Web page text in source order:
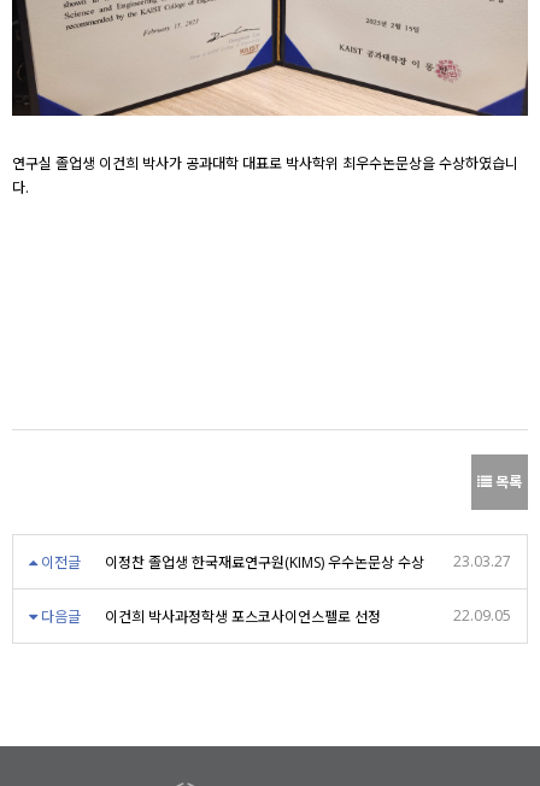
연구실 졸업생 이건희 박사가 공과대학 대표로 박사학위 최우수논문상을 수상하였습니
다.
목록
이전글 이정찬 졸업생 한국재료연구원(KIMS) 우수논문상 수상 23.03.27
다음글 이건희 박사과정학생 포스코사이언스펠로 선정 22.09.05